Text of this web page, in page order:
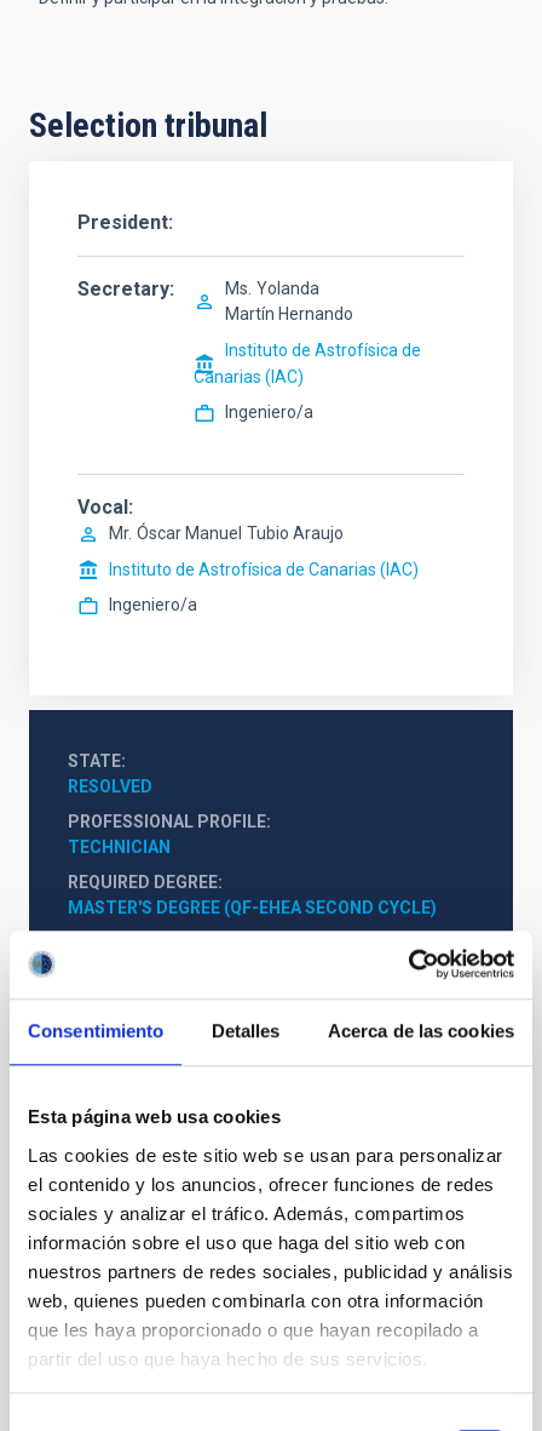
Consentimiento Detalles Acerca de las cookies
Esta página web usa cookies
Las cookies de este sitio web se usan para personalizar
el contenido y los anuncios, ofrecer funciones de redes
sociales y analizar el tráfico. Además, compartimos
información sobre el uso que haga del sitio web con
nuestros partners de redes sociales, publicidad y análisis
web, quienes pueden combinarla con otra información
que les haya proporcionado o que hayan recopilado a
partir del uso que haya hecho de sus servicios.
Selection tribunal
President
Secretary Ms. Yolanda
Martín Hernando
Instituto de Astrofísica de
Canarias (IAC)
Ingeniero/a
Vocal
Mr. Óscar Manuel Tubio Araujo
Instituto de Astrofísica de Canarias (IAC)
Ingeniero/a
STATE
RESOLVED
PROFESSIONAL PROFILE
TECHNICIAN
REQUIRED DEGREE
MASTER'S DEGREE (QF-EHEA SECOND CYCLE)
PROMOTION
NO
PS-2023-067 BASES CONVOCATORIA
ANEXO III SOLICITUD